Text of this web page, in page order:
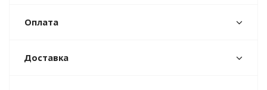
Оплата
Доставка